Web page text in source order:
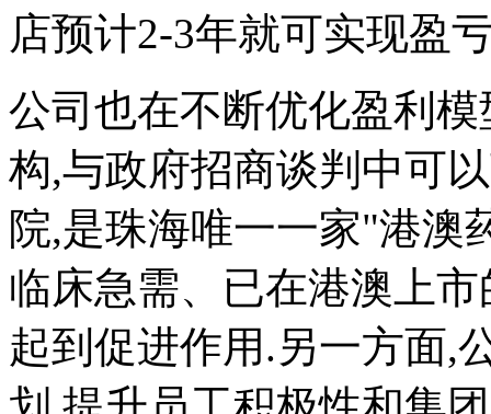
店预计2-3年就可实现盈
公司也在不断优化盈利
构,与政府招商谈判中可
院,是珠海唯一一家"港澳
临床急需、已在港澳上
起到促进作用.另一方面,